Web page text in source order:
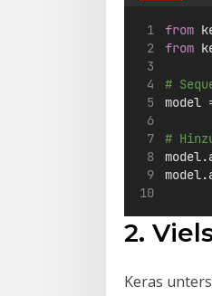
from
from
#
model
#
2.
Keras